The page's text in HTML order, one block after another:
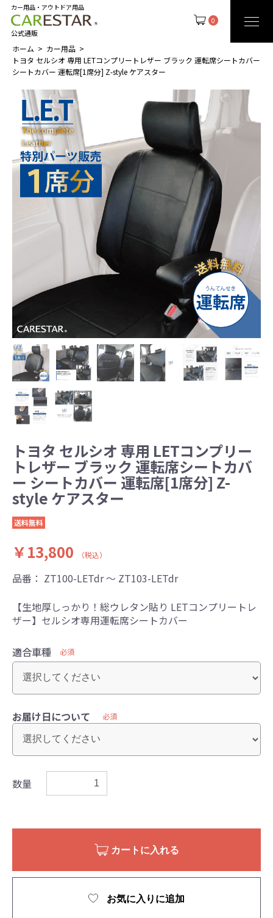
0
カー用品・アウトドア用品
公式通販
ホーム
カー用品
トヨタ セルシオ 専用 LETコンプリートレザー ブラック 運転席シートカバー
シートカバー 運転席[1席分] Z-style ケアスター
トヨタ セルシオ 専用 LETコンプリー
トレザー ブラック 運転席シートカバ
ー シートカバー 運転席[1席分] Z-
style ケアスター
送料無料
￥13,800 （税込）
品番： ZT100-LETdr ～ ZT103-LETdr
【生地厚しっかり！総ウレタン貼り LETコンプリートレ
ザー】セルシオ専用運転席シートカバー
適合車種 必須
お届け日について 必須
数量
カートに入れる
お気に入りに追加